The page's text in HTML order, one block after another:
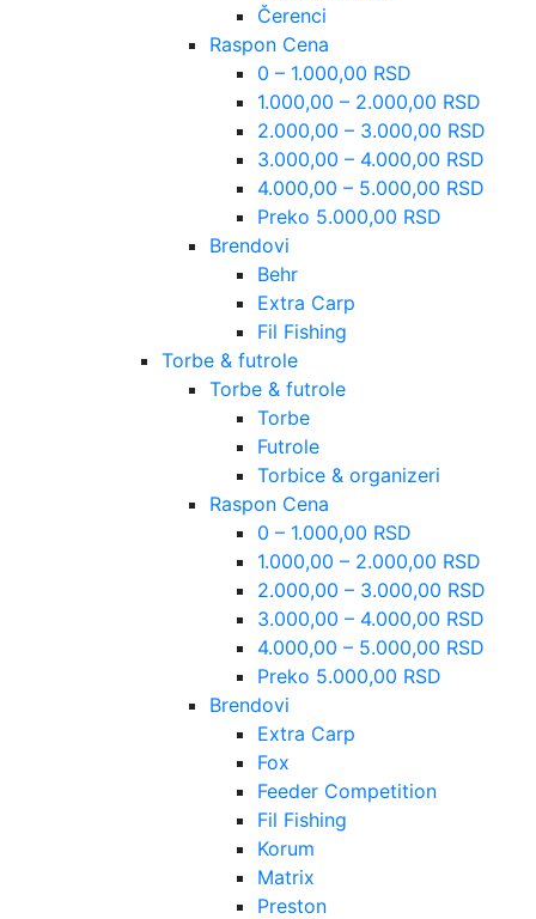
Čerenci
Raspon Cena
0 – 1.000,00 RSD
1.000,00 – 2.000,00 RSD
2.000,00 – 3.000,00 RSD
3.000,00 – 4.000,00 RSD
4.000,00 – 5.000,00 RSD
Preko 5.000,00 RSD
Brendovi
Behr
Extra Carp
Fil Fishing
Torbe & futrole
Torbe & futrole
Torbe
Futrole
Torbice & organizeri
Raspon Cena
0 – 1.000,00 RSD
1.000,00 – 2.000,00 RSD
2.000,00 – 3.000,00 RSD
3.000,00 – 4.000,00 RSD
4.000,00 – 5.000,00 RSD
Preko 5.000,00 RSD
Brendovi
Extra Carp
Fox
Feeder Competition
Fil Fishing
Korum
Matrix
Preston